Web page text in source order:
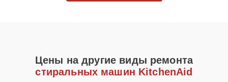
Цены на другие виды ремонта
стиральных машин KitchenAid